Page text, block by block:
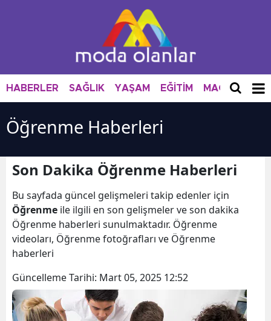
HABERLER SAĞLIK YAŞAM EĞİTİM MAGAZİN
Öğrenme Haberleri
Son Dakika Öğrenme Haberleri
Bu sayfada güncel gelişmeleri takip edenler için
Öğrenme ile ilgili en son gelişmeler ve son dakika
Öğrenme haberleri sunulmaktadır. Öğrenme
videoları, Öğrenme fotoğrafları ve Öğrenme
haberleri
Güncelleme Tarihi: Mart 05, 2025 12:52